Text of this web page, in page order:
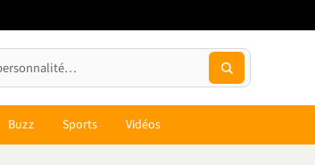
Buzz Sports Vidéos